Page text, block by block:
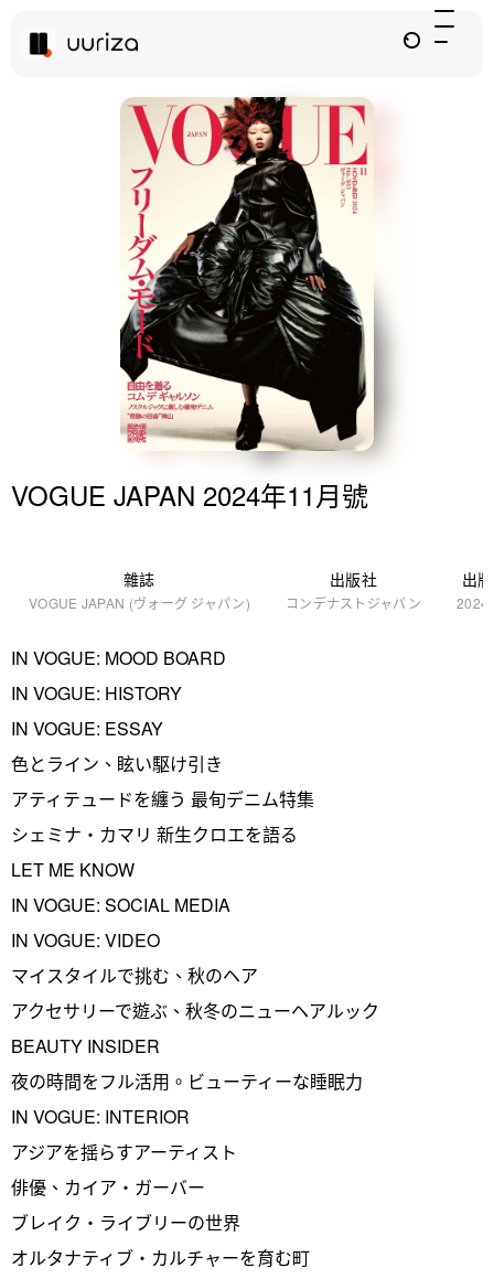
VOGUE JAPAN 2024年11月號
雜誌
VOGUE JAPAN (ヴォーグ ジャパン)
出版社
コンデナストジャパン
出
IN VOGUE: MOOD BOARD
IN VOGUE: HISTORY
IN VOGUE: ESSAY
色とライン、眩い駆け引き
アティテュードを纏う 最旬デニム特集
シェミナ・カマリ 新生クロエを語る
LET ME KNOW
IN VOGUE: SOCIAL MEDIA
IN VOGUE: VIDEO
マイスタイルで挑む、秋のヘア
アクセサリーで遊ぶ、秋冬のニューヘアルック
BEAUTY INSIDER
夜の時間をフル活用。ビューティーな睡眠力
IN VOGUE: INTERIOR
アジアを揺らすアーティスト
俳優、カイア・ガーバー
ブレイク・ライブリーの世界
オルタナティブ・カルチャーを育む町